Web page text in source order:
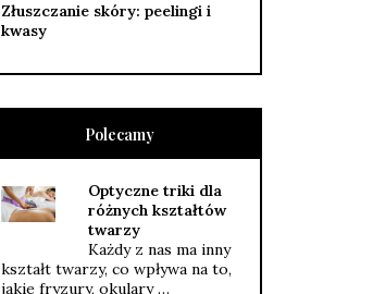
Złuszczanie skóry: peelingi i
kwasy
Polecamy
Optyczne triki dla
różnych kształtów
twarzy
Każdy z nas ma inny
kształt twarzy, co wpływa na to,
jakie fryzury, okulary …